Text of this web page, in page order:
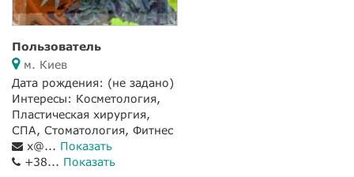
Пользователь
м. Киев
Дата рождения: (не задано)
Интересы: Косметология,
Пластическая хирургия,
СПА, Стоматология, Фитнес
x@... Показать
+38... Показать